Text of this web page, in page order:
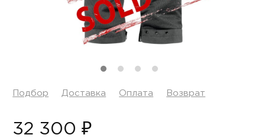
Подбор Доставка Оплата Возврат
32 300 ₽